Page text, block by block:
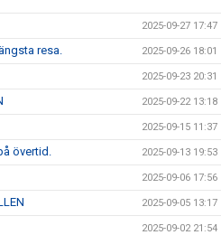
2025-09-27 17:47
resa. 2025-09-26 18:01
2025-09-23 20:31
2025-09-22 13:18
2025-09-15 11:37
övertid. 2025-09-13 19:53
2025-09-06 17:56
2025-09-05 13:17
2025-09-02 21:54